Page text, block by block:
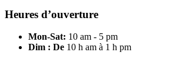
Heures d’ouverture
Mon-Sat: 10 am - 5 pm
Dim : De 10 h am à 1 h pm